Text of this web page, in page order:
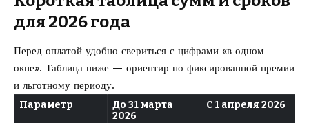
для 2026 года
Перед оплатой удобно свериться с цифрами «в одном
окне». Таблица ниже — ориентир по фиксированной премии
и льготному периоду.
Параметр
До 31 марта
2026
С 1 апреля 2026